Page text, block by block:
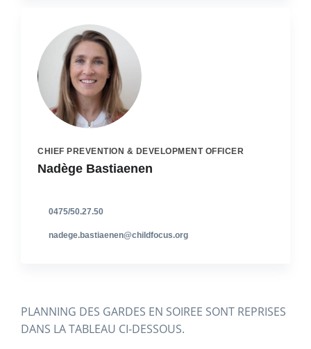
CHIEF PREVENTION & DEVELOPMENT OFFICER
Nadège Bastiaenen
0475/50.27.50
nadege.bastiaenen@childfocus.org
PLANNING DES GARDES EN SOIREE SONT REPRISES
DANS LA TABLEAU CI-DESSOUS.